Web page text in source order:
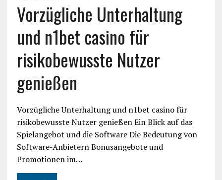
Vorzügliche Unterhaltung
und n1bet casino für
risikobewusste Nutzer
genießen
Vorzügliche Unterhaltung und n1bet casino für
risikobewusste Nutzer genießen Ein Blick auf das
Spielangebot und die Software Die Bedeutung von
Software-Anbietern Bonusangebote und
Promotionen im…